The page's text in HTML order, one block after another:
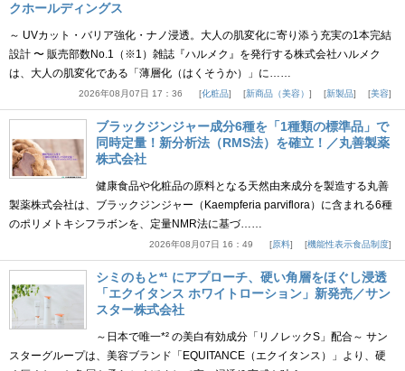
クホールディングス
～ UVカット・バリア強化・ナノ浸透。大人の肌変化に寄り添う充実の1本完結
設計 〜 販売部数No.1（※1）雑誌『ハルメク』を発行する株式会社ハルメク
は、大人の肌変化である「薄層化（はくそうか）」に……
2026年08月07日 17：36 化粧品 新商品（美容） 新製品 美容
ブラックジンジャー成分6種を「1種類の標準品」で
同時定量！新分析法（RMS法）を確立！／丸善製薬
株式会社
健康食品や化粧品の原料となる天然由来成分を製造する丸善
製薬株式会社は、ブラックジンジャー（Kaempferia parviflora）に含まれる6種
のポリメトキシフラボンを、定量NMR法に基づ……
2026年08月07日 16：49 原料 機能性表示食品制度
シミのもと*¹ にアプローチ、硬い角層をほぐし浸透
「エクイタンス ホワイトローション」新発売／サン
スター株式会社
～日本で唯一*² の美白有効成分「リノレックS」配合～ サン
スターグループは、美容ブランド「EQUITANCE（エクイタンス）」より、硬